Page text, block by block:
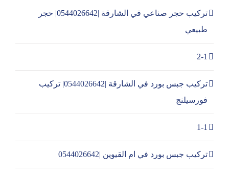
تركيب حجر صناعي في الشارقة |0544026642| حجر
طبيعي
2-1
تركيب جبس بورد في الشارقة |0544026642| تركيب
فورسيلنج
1-1
تركيب جبس بورد في ام القيوين |0544026642